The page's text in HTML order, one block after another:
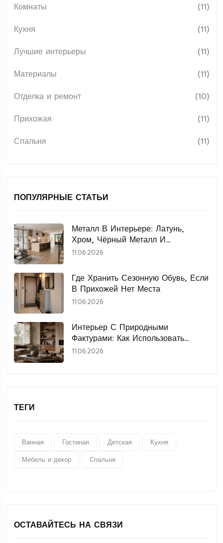
Комнаты
(11)
Кухня
(11)
Лучшие интерьеры
(11)
Материалы
(11)
Отделка и ремонт
(10)
Прихожая
(11)
Спальня
(11)
ПОПУЛЯРНЫЕ СТАТЬИ
Металл В Интерьере: Латунь,
Хром, Чёрный Металл И
Нержавеющая Сталь
11.06.2026
Где Хранить Сезонную Обувь, Если
В Прихожей Нет Места
11.06.2026
Интерьер С Природными
Фактурами: Как Использовать
Дерево, Камень, Лён И Керамику
11.06.2026
ТЕГИ
Ванная Гостиная Детская
Кухня
Мебель и декор
Спальня
ОСТАВАЙТЕСЬ НА СВЯЗИ